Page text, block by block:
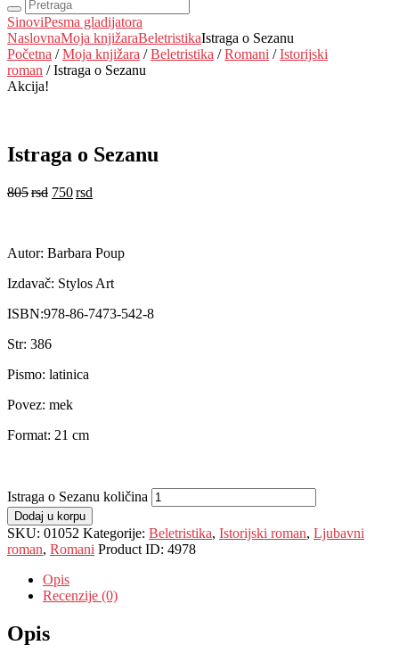
SinoviPesma gladijatora
NaslovnaMoja knjižaraBeletristikaIstraga o Sezanu
Početna /Moja knjižara /Beletristika /Romani /Istorijski
roman / Istraga o Sezanu
Akcija!
Istraga o Sezanu
805rsd 750rsd
Autor: Barbara Poup
Izdavač: Stylos Art
ISBN:978-86-7473-542-8
Str: 386
Pismo: latinica
Povez: mek
Format: 21 cm
Istraga o Sezanu količina
Dodaj u korpu
SKU: 01052 Kategorije: Beletristika, Istorijski roman, Ljubavni
roman, Romani Product ID: 4978
Opis
Recenzije (0)
Opis